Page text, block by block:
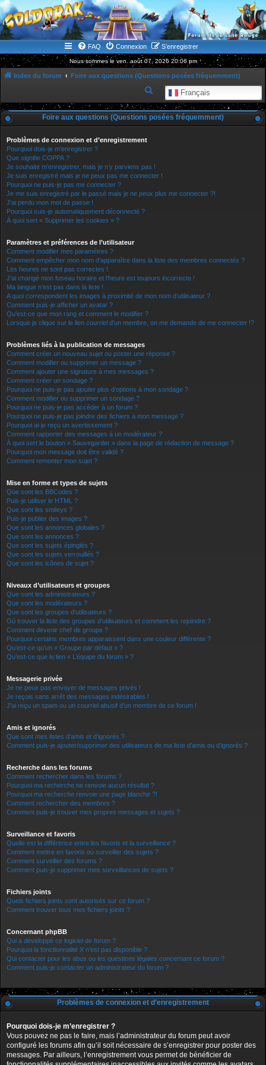
WWW.GOLDORAKGO.COM
le site de la Lune Rouge
FAQ Connexion S’enregistrer
Nous sommes le ven. août 07, 2026 20:06 pm
Index du forum Foire aux questions (Questions posées fréquemment)
Français
e
c
c
Foire aux questions (Questions posées fréquemment)
Problèmes de connexion et d’enregistrement
Pourquoi dois-je m’enregistrer ?
Que signifie COPPA ?
Je souhaite m’enregistrer, mais je n’y parviens pas !
Je suis enregistré mais je ne peux pas me connecter !
Pourquoi ne puis-je pas me connecter ?
Je me suis enregistré par le passé mais je ne peux plus me connecter ?!
J’ai perdu mon mot de passe !
Pourquoi suis-je automatiquement déconnecté ?
À quoi sert « Supprimer les cookies » ?
Paramètres et préférences de l’utilisateur
Comment modifier mes paramètres ?
Comment empêcher mon nom d’apparaître dans la liste des membres connectés ?
Les heures ne sont pas correctes !
J’ai changé mon fuseau horaire et l’heure est toujours incorrecte !
Ma langue n’est pas dans la liste !
A quoi correspondent les images à proximité de mon nom d’utilisateur ?
Comment puis-je afficher un avatar ?
Qu’est-ce que mon rang et comment le modifier ?
Lorsque je clique sur le lien courrield’un membre, on me demande de me connecter !?
Problèmes liés à la publication de messages
Comment créer un nouveau sujet ou poster une réponse ?
Comment modifier ou supprimer un message ?
Comment ajouter une signature à mes messages ?
Comment créer un sondage ?
Pourquoi ne puis-je pas ajouter plus d’options à mon sondage ?
Comment modifier ou supprimer un sondage ?
Pourquoi ne puis-je pas accéder à un forum ?
Pourquoi ne puis-je pas joindre des fichiers à mon message ?
Pourquoi ai-je reçu un avertissement ?
Comment rapporter des messages à un modérateur ?
À quoi sert le bouton « Sauvegarder » dans la page de rédaction de message ?
Pourquoi mon message doit être validé ?
Comment remonter mon sujet ?
Mise en forme et types de sujets
Que sont les BBCodes ?
Puis-je utiliser le HTML ?
Que sont les smileys ?
Puis-je publier des images ?
Que sont les annonces globales ?
Que sont les annonces ?
Que sont les sujets épinglés ?
Que sont les sujets verrouillés ?
Que sont les icônes de sujet ?
Niveaux d’utilisateurs et groupes
Que sont les administrateurs ?
Que sont les modérateurs ?
Que sont les groupes d’utilisateurs ?
Où trouver la liste des groupes d’utilisateurs et comment les rejoindre ?
Comment devenir chef de groupe ?
Pourquoi certains membres apparaissent dans une couleur différente ?
Qu’est-ce qu’un « Groupe par défaut » ?
Qu’est-ce que le lien « L’équipe du forum » ?
Messagerie privée
Je ne peux pas envoyer de messages privés !
Je reçois sans arrêt des messages indésirables !
J’ai reçu un spam ou un courriel abusif d’un membre de ce forum !
Amis et ignorés
Que sont mes listes d’amis et d’ignorés ?
Comment puis-je ajouter/supprimer des utilisateurs de ma liste d’amis ou d’ignorés ?
Recherche dans les forums
Comment rechercher dans les forums ?
Pourquoi ma recherche ne renvoie aucun résultat ?
Pourquoi ma recherche renvoie une page blanche ?!
Comment rechercher des membres ?
Comment puis-je trouver mes propres messages et sujets ?
Surveillance et favoris
Quelle est la différence entre les favoris et la surveillance ?
Comment mettre en favoris ou surveiller des sujets ?
Comment surveiller des forums ?
Comment puis-je supprimer mes surveillances de sujets ?
Fichiers joints
Quels fichiers joints sont autorisés sur ce forum ?
Comment trouver tous mes fichiers joints ?
Concernant phpBB
Qui a développé ce logiciel de forum ?
Pourquoi la fonctionnalité X n’est pas disponible ?
Qui contacter pour les abus ou les questions légales concernant ce forum ?
Comment puis-je contacter un administrateur du forum ?
Problèmes de connexion et d’enregistrement
Pourquoi dois-je m’enregistrer ?
Vous pouvez ne pas le faire, mais l’administrateur du forum peut avoir
configuré les forums afin qu’il soit nécessaire de s’enregistrer pour poster des
messages. Par ailleurs, l’enregistrement vous permet de bénéficier de